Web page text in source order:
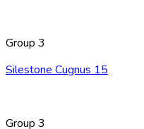
Group 3
Silestone Cugnus 15
Group 3